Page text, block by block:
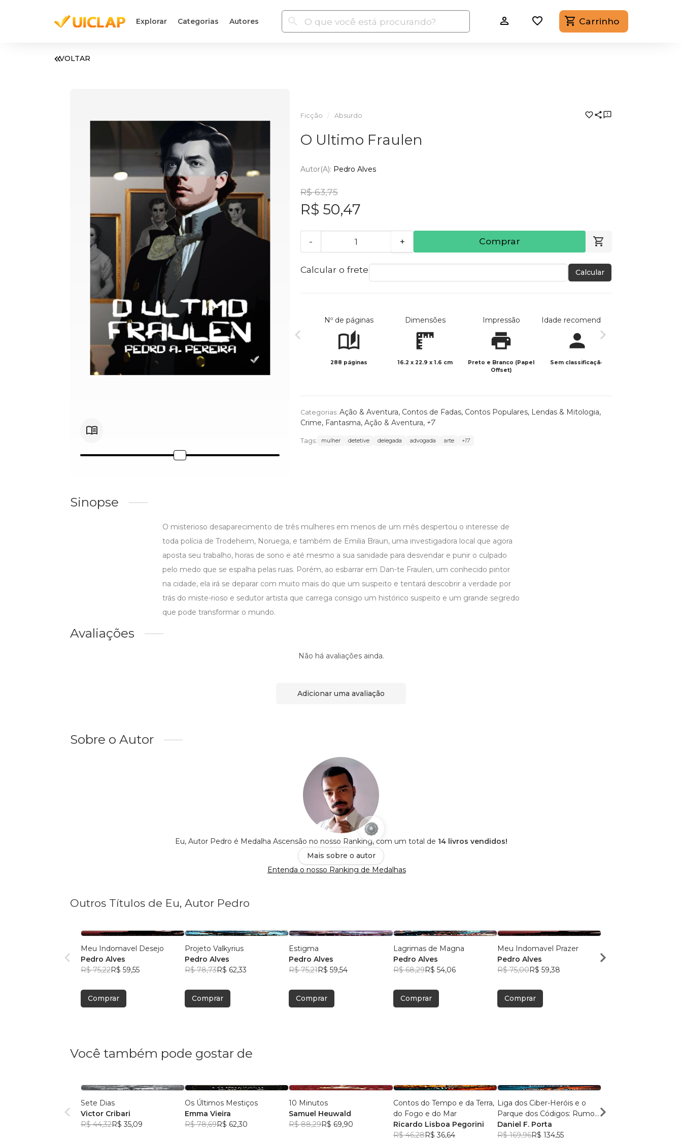
Explorar Categorias Autores Carrinho
VOLTAR
Ficção Absurdo
O Ultimo Fraulen
Autor(a): Pedro Alves
R$ 63,75
R$ 50,47
- + Comprar
Calcular o frete Calcular
Nº de páginas
288 páginas
Dimensões
16.2 x 22.9 x 1.6 cm
Impressão
Preto e Branco (Papel
Offset)
Idade recomendada
Sem classificação
Categorias: Ação & Aventura, Contos de Fadas, Contos Populares, Lendas & Mitologia,
Crime, Fantasma, Ação & Aventura, +7
Tags: mulher detetive delegada advogada arte +17
Sinopse
O misterioso desaparecimento de três mulheres em menos de um mês despertou o interesse de
toda polícia de Trodeheim, Noruega, e também de Emilia Braun, uma investigadora local que agora
aposta seu trabalho, horas de sono e até mesmo a sua sanidade para desvendar e punir o culpado
pelo medo que se espalha pelas ruas. Porém, ao esbarrar em Dan-te Fraulen, um conhecido pintor
na cidade, ela irá se deparar com muito mais do que um suspeito e tentará descobrir a verdade por
trás do miste-rioso e sedutor artista que carrega consigo um histórico suspeito e um grande segredo
que pode transformar o mundo.
Avaliações
Não há avaliações ainda.
Adicionar uma avaliação
Sobre o Autor
Eu, Autor Pedro é Medalha Ascensão no nosso Ranking, com um total de 14 livros vendidos!
Mais sobre o autor
Entenda o nosso Ranking de Medalhas
Outros Títulos de Eu, Autor Pedro
Meu Indomavel Desejo
Pedro Alves
R$ 75,22R$ 59,55
Comprar
Projeto Valkyrius
Pedro Alves
R$ 78,73R$ 62,33
Comprar
Estigma
Pedro Alves
R$ 75,21R$ 59,54
Comprar
Lagrimas de Magna
Pedro Alves
R$ 68,29R$ 54,06
Comprar
Meu Indomavel Prazer
Pedro Alves
R$ 75,00R$ 59,38
Comprar
Pedro Alves
Você também pode gostar de
Sete Dias
Victor Cribari
R$ 44,32R$ 35,09
Os Últimos Mestiços
Emma Vieira
R$ 78,69R$ 62,30
10 Minutos
Samuel Heuwald
R$ 88,29R$ 69,90
Contos do Tempo e da Terra,
do Fogo e do Mar
Ricardo Lisboa Pegorini
R$ 46,28R$ 36,64
Liga dos Ciber-Heróis e o
Parque dos Códigos: Rumo
ao Desconhecido
Daniel F. Porta
R$ 169,96R$ 134,55
Escritor Anônimo